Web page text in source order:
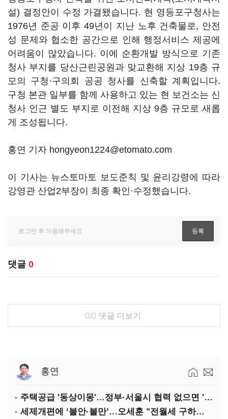
설) 결정안이 수정 가결됐습니다. 현 영등포구청사는
1976년 준공 이후 49년이 지난 노후 건축물로, 안전
성 문제와 협소한 공간으로 인해 행정서비스 제공에
어려움이 많았습니다. 이에 순환개발 방식으로 기존
청사 부지를 당산근린공원과 맞교환해 지상 19층 규
모의 구청·구의회 공공 청사를 신축할 계획입니다.
구청 본관 일부를 함께 사용하고 있는 현 보건소는 신
청사 인근 별도 부지로 이전해 지상 9층 규모로 새롭
게 조성됩니다.
홍연 기자 hongyeon1224@etomato.com
이 기사는 뉴스토마토 보도준칙 및 윤리강령에 따라
강영관 산업2부장이 최종 확인·수정했습니다.
댓글 0
0/0 댓글 더보기
홍연
주택공급 '동상이몽'…정부·서울시 협력 없으면 '공수표'
세제개편에 ‘불안·불만’…오세훈 "전월세 구하기 더 힘들어질 것"